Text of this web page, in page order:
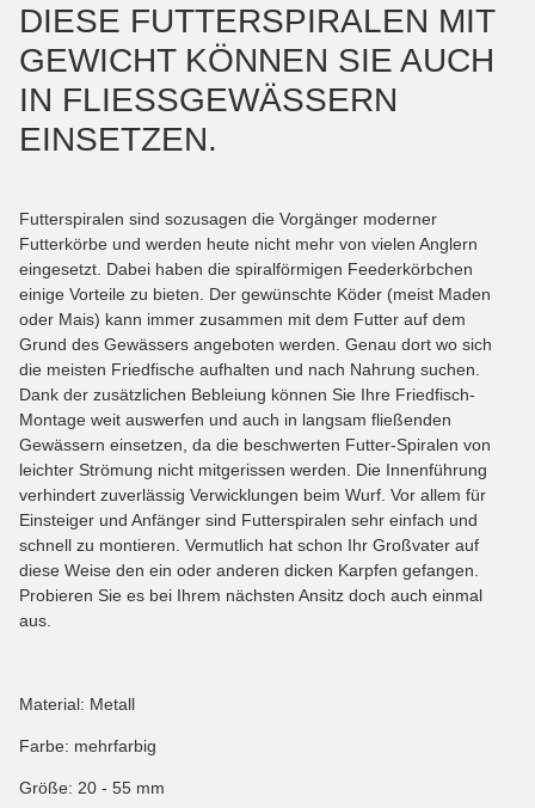
DIESE FUTTERSPIRALEN MIT
GEWICHT KÖNNEN SIE AUCH
IN FLIESSGEWÄSSERN E
INSETZEN.
Futterspiralen sind sozusagen die Vorgänger moderner
Futterkörbe und werden heute nicht mehr von vielen Anglern
eingesetzt. Dabei haben die spiralförmigen Feederkörbchen
einige Vorteile zu bieten. Der gewünschte Köder (meist Maden
oder Mais) kann immer zusammen mit dem Futter auf dem
Grund des Gewässers angeboten werden. Genau dort wo sich
die meisten Friedfische aufhalten und nach Nahrung suchen.
Dank der zusätzlichen Bebleiung können Sie Ihre Friedfisch-
Montage weit auswerfen und auch in langsam fließenden
Gewässern einsetzen, da die beschwerten Futter-Spiralen von
leichter Strömung nicht mitgerissen werden. Die Innenführung
verhindert zuverlässig Verwicklungen beim Wurf. Vor allem für
Einsteiger und Anfänger sind Futterspiralen sehr einfach und
schnell zu montieren. Vermutlich hat schon Ihr Großvater auf
diese Weise den ein oder anderen dicken Karpfen gefangen.
Probieren Sie es bei Ihrem nächsten Ansitz doch auch einmal
aus.
Material: Metall
Farbe: mehrfarbig
Größe: 20 - 55 mm